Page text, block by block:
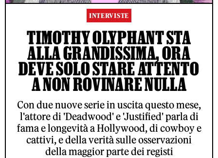
INTERVISTE
TIMOTHY OLYPHANT STA
ALLA GRANDISSIMA, ORA
DEVE SOLO STARE ATTENTO
A NON ROVINARE NULLA
Con due nuove serie in uscita questo mese,
l'attore di 'Deadwood' e 'Justified' parla di
fama e longevità a Hollywood, di cowboy e
cattivi, e della verità sulle osservazioni
della maggior parte dei registi